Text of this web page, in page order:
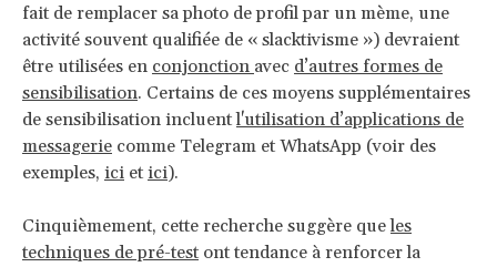
fait de remplacer sa photo de profil par un mème, une
activité souvent qualifiée de « slacktivisme ») devraient
être utilisées en conjonction avec d’autres formes de
sensibilisation. Certains de ces moyens supplémentaires
de sensibilisation incluentl'utilisation d’applications de
messagerie comme Telegram et WhatsApp (voir des
exemples, ici et ici).
Cinquièmement, cette recherche suggère queles
techniques de pré-test ont tendance à renforcer la